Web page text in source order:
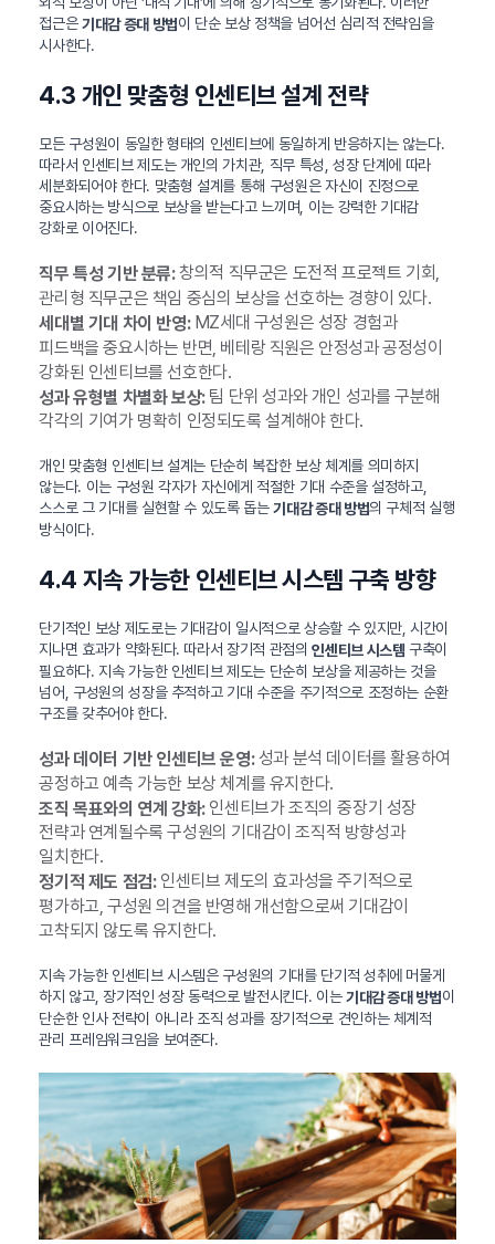
접근은기대감 증대 방법이 단순 보상 정책을 넘어선 심리적 전략임을
시사한다.
4.3 개인 맞춤형 인센티브 설계 전략
모든 구성원이 동일한 형태의 인센티브에 동일하게 반응하지는 않는다.
따라서 인센티브 제도는 개인의 가치관, 직무 특성, 성장 단계에 따라
세분화되어야 한다. 맞춤형 설계를 통해 구성원은 자신이 진정으로
중요시하는 방식으로 보상을 받는다고 느끼며, 이는 강력한 기대감
강화로 이어진다.
직무 특성 기반 분류:창의적 직무군은 도전적 프로젝트 기회,
관리형 직무군은 책임 중심의 보상을 선호하는 경향이 있다.
세대별 기대 차이 반영:MZ세대 구성원은 성장 경험과
피드백을 중요시하는 반면, 베테랑 직원은 안정성과 공정성이
강화된 인센티브를 선호한다.
성과 유형별 차별화 보상:팀 단위 성과와 개인 성과를 구분해
각각의 기여가 명확히 인정되도록 설계해야 한다.
개인 맞춤형 인센티브 설계는 단순히 복잡한 보상 체계를 의미하지
않는다. 이는 구성원 각자가 자신에게 적절한 기대 수준을 설정하고,
스스로 그 기대를 실현할 수 있도록 돕는기대감 증대 방법의 구체적 실행
방식이다.
4.4 지속 가능한 인센티브 시스템 구축 방향
단기적인 보상 제도로는 기대감이 일시적으로 상승할 수 있지만, 시간이
지나면 효과가 약화된다. 따라서 장기적 관점의인센티브 시스템 구축이
필요하다. 지속 가능한 인센티브 제도는 단순히 보상을 제공하는 것을
넘어, 구성원의 성장을 추적하고 기대 수준을 주기적으로 조정하는 순환
구조를 갖추어야 한다.
성과 데이터 기반 인센티브 운영:성과 분석 데이터를 활용하여
공정하고 예측 가능한 보상 체계를 유지한다.
조직 목표와의 연계 강화:인센티브가 조직의 중장기 성장
전략과 연계될수록 구성원의 기대감이 조직적 방향성과
일치한다.
정기적 제도 점검:인센티브 제도의 효과성을 주기적으로
평가하고, 구성원 의견을 반영해 개선함으로써 기대감이
고착되지 않도록 유지한다.
지속 가능한 인센티브 시스템은 구성원의 기대를 단기적 성취에 머물게
하지 않고, 장기적인 성장 동력으로 발전시킨다. 이는기대감 증대 방법이
단순한 인사 전략이 아니라 조직 성과를 장기적으로 견인하는 체계적
관리 프레임워크임을 보여준다.